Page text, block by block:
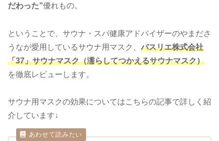
だわった”優れもの。
ということで、サウナ・スパ健康アドバイザーのやまださ
うなが愛用しているサウナ用マスク、 バスリエ株式会社
「37」サウナマスク（濡らしてつかえるサウナマスク）
を徹底レビューします。
サウナ用マスクの効果についてはこちらの記事で詳しく紹
介しています↓